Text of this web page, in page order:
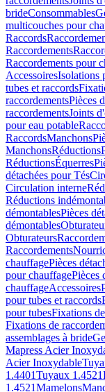
brideConsommables
multicouches pour
Raccords
Raccordements
Raccordements pour
AccessoiresIsolations
tubes et raccords
raccordementsPièces
raccordementsJoints
pour eau potable
RaccordsManchons
ManchonsRéductions
RéductionsÉquerres
détachées pour Tés
Circulation interne
Réductions
démontablesPièces
démontables
Obturateurs
Raccordements
chauffagePièces
pour chauffagePièces
chauffageAccessoires
pour tubes et raccords
pour tubesFixations
Fixations de
assemblages à bride
Mapress Acier
Acier Inoxydable
1.4401Tuyaux 1.4521
1.4521Mamelons